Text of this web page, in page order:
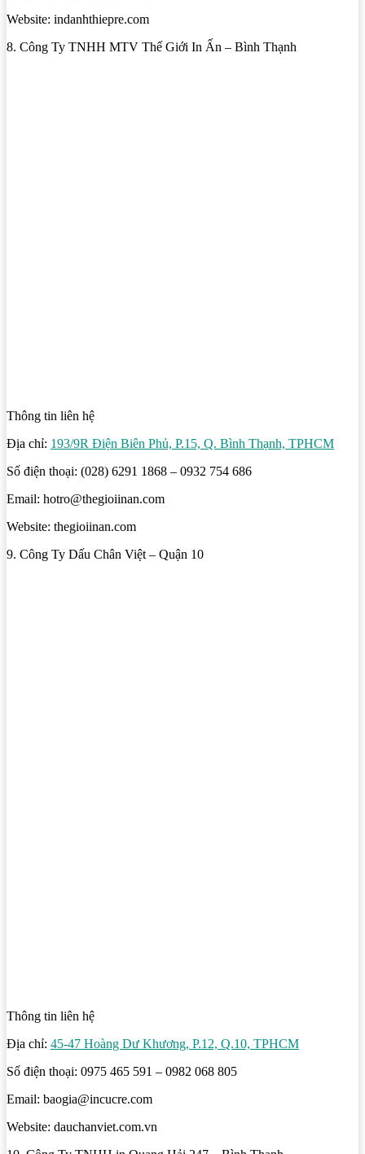
Website: indanhthiepre.com
8. Công Ty TNHH MTV Thế Giới In Ấn – Bình Thạnh
Thông tin liên hệ
Địa chỉ: 193/9R Điện Biên Phủ, P.15, Q. Bình Thạnh, TPHCM
Số điện thoại: (028) 6291 1868 – 0932 754 686
Email: hotro@thegioiinan.com
Website: thegioiinan.com
9. Công Ty Dấu Chân Việt – Quận 10
Thông tin liên hệ
Địa chỉ: 45-47 Hoàng Dư Khương, P.12, Q.10, TPHCM
Số điện thoại: 0975 465 591 – 0982 068 805
Email: baogia@incucre.com
Website: dauchanviet.com.vn